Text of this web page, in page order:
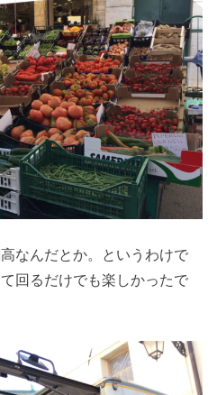
なんだとか。というわけで
回るだけでも楽しかったで